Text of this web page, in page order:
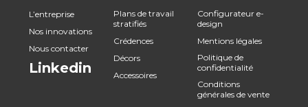
L’entreprise
Nos innovations
Nous contacter
Linkedin
Plans de travail
stratifiés
Crédences
Décors
Accessoires
Configurateur e-
design
Mentions légales
Politique de
confidentialité
Conditions
générales de vente